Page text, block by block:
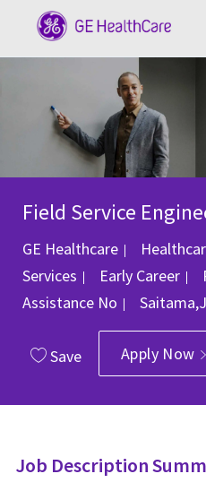
Field Service
GE Healthcare
Services
Early Career
Assistance No Location
Save Apply Now
Job Description